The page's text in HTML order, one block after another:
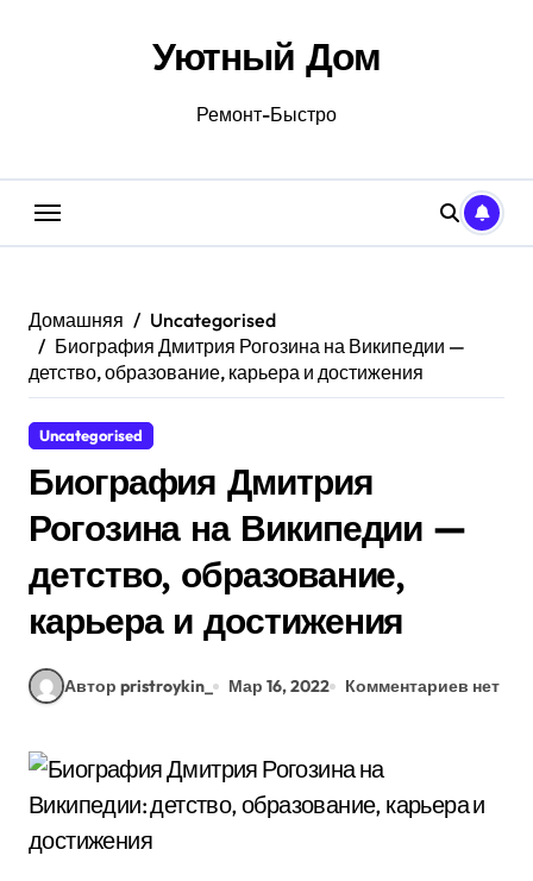
Уютный Дом
Ремонт-Быстро
Домашняя
Uncategorised
Биография Дмитрия Рогозина на Википедии —
детство, образование, карьера и достижения
Uncategorised
Биография Дмитрия
Рогозина на Википедии —
детство, образование,
карьера и достижения
Автор pristroykin_ Мар 16, 2022 Комментариев нет